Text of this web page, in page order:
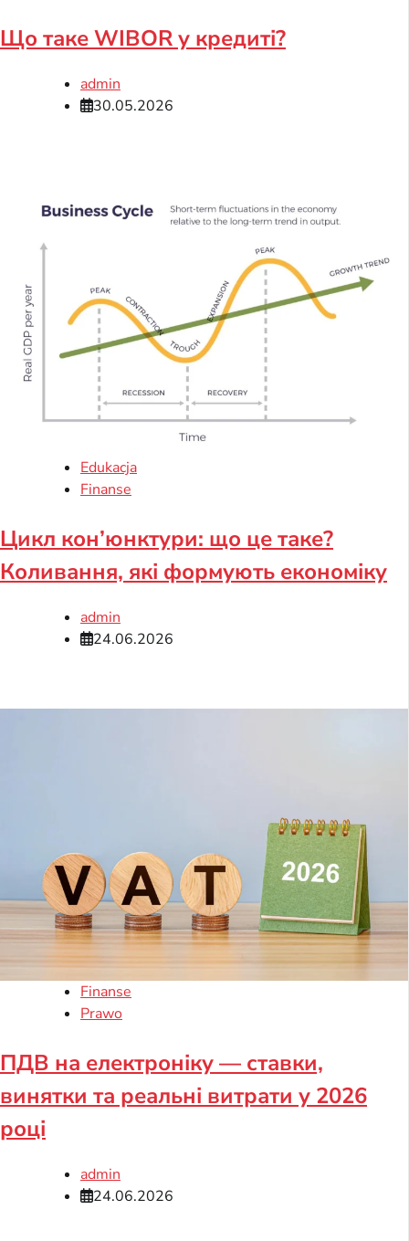
Що таке WIBOR у кредиті?
admin
30.05.2026
Edukacja
Finanse
Цикл кон’юнктури: що це таке?
Коливання, які формують економіку
admin
24.06.2026
Finanse
Prawo
ПДВ на електроніку — ставки,
винятки та реальні витрати у 2026
році
admin
24.06.2026